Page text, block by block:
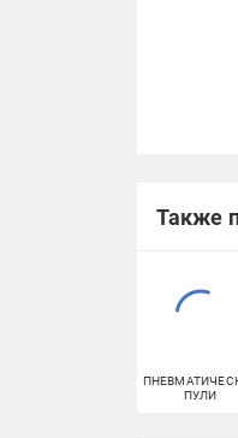
Также
ПУЛИ